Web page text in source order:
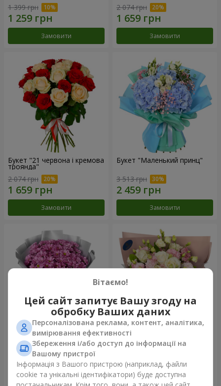
1 399 грн
Замовити
2 074 грн
Замовити
Букет "21 червона і кремова
троянда"
2 074 грн
Замовити
Букет "Маленький принц"
3 513 грн
Замовити
Букет "Твої хризантеми"
1 599 грн
Замовити
Букет "Пана Кота"
Замовити
Вітаємо!
Цей сайт запитує Вашу згоду на
обробку Ваших даних
Персоналізована реклама, контент, аналітика,
вимірювання ефективності
Збереження і/або доступ до інформації на
Вашому пристрої
Інформація з Вашого пристрою (наприклад, файли
cookie та унікальні ідентифікатори) буде доступна